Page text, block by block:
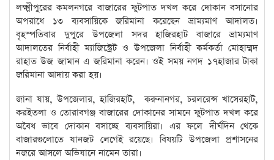
লক্ষ্মীপুরের কমলনগরে বাজারের ফুটপাত দখল করে দোকান বসানোর
অপরাধে ১৩ ব্যবসায়িকে জরিমানা করেছেন ভ্রাম্যমাণ আদালত।
বৃহস্পতিবার দুপুরে উপজেলা সদর হাজিরহাট বাজারে ভ্রাম্যমাণ
আদালতের নির্বাহী ম্যাজিস্ট্রেট ও উপজেলা নির্বাহী কর্মকর্তা মোহাম্মদ
রাহাত উজ জামান এ জরিমানা করেন। ওই সময় নগদ ১৭হাজার টাকা
জরিমানা আদায় করা হয়।
‎জানা যায়, উপজেলার, হাজিরহাট, করুনানগর, চরলরেন্স খাসেরহাট,
করইতলা ও তোরাবগঞ্জ বাজারের দোকানের সামনে ফুটপাত দখল করে
অবৈধ ভাবে দোকান বসাচ্ছে ব্যবসায়িরা। এর ফলে দীর্ঘদিন থেকে
বাজারগুলোতে যানজট লেগেই রয়েছে। বিষয়টি উপজেলা প্রশাসনের
নজরে আসলে অভিযানে নামেন তারা।